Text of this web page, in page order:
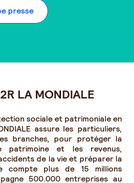
presse
LA MONDIALE
sociale et patrimoniale en
assure les particuliers,
branches, pour protéger la
patrimoine et les revenus,
de la vie et préparer la
compte plus de 15 millions
500.000 entreprises au